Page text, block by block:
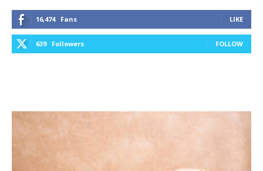
16,474 Fans LIKE
639 Followers FOLLOW